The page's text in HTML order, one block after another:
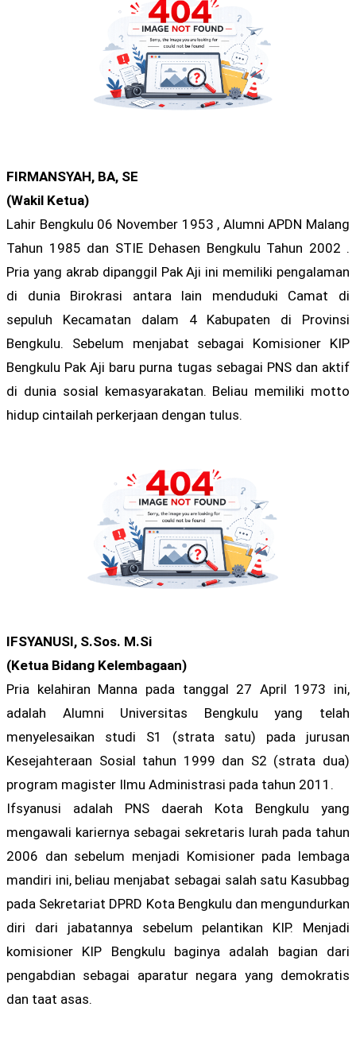
FIRMANSYAH, BA, SE
(Wakil Ketua)
Lahir Bengkulu 06 November 1953 , Alumni APDN Malang
Tahun 1985 dan STIE Dehasen Bengkulu Tahun 2002 .
Pria yang akrab dipanggil Pak Aji ini memiliki pengalaman
di dunia Birokrasi antara lain menduduki Camat di
sepuluh Kecamatan dalam 4 Kabupaten di Provinsi
Bengkulu. Sebelum menjabat sebagai Komisioner KIP
Bengkulu Pak Aji baru purna tugas sebagai PNS dan aktif
di dunia sosial kemasyarakatan. Beliau memiliki motto
hidup cintailah perkerjaan dengan tulus.
IFSYANUSI, S.Sos. M.Si
(Ketua Bidang Kelembagaan)
Pria kelahiran Manna pada tanggal 27 April 1973 ini,
adalah Alumni Universitas Bengkulu yang telah
menyelesaikan studi S1 (strata satu) pada jurusan
Kesejahteraan Sosial tahun 1999 dan S2 (strata dua)
program magister Ilmu Administrasi pada tahun 2011.
Ifsyanusi adalah PNS daerah Kota Bengkulu yang
mengawali kariernya sebagai sekretaris lurah pada tahun
2006 dan sebelum menjadi Komisioner pada lembaga
mandiri ini, beliau menjabat sebagai salah satu Kasubbag
pada Sekretariat DPRD Kota Bengkulu dan mengundurkan
diri dari jabatannya sebelum pelantikan KIP. Menjadi
komisioner KIP Bengkulu baginya adalah bagian dari
pengabdian sebagai aparatur negara yang demokratis
dan taat asas.